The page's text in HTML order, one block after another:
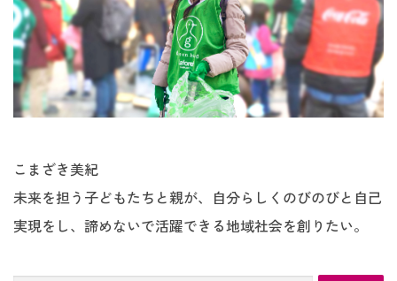
こまざき美紀
未来を担う子どもたちと親が、自分らしくのびのびと自己
実現をし、諦めないで活躍できる地域社会を創りたい。